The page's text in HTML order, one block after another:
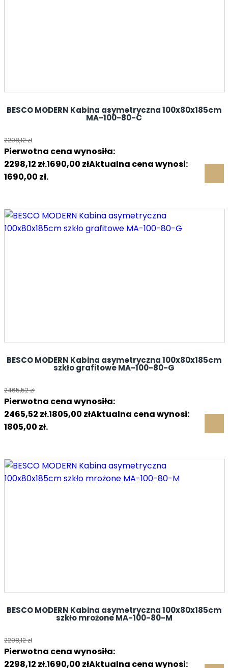
BESCO MODERN Kabina asymetryczna 100x80x185cm
MA-100-80-C
2298,12zł
Pierwotna cena wynosiła:
2298,12 zł.1690,00 złAktualna cena wynosi:
1690,00 zł.
BESCO MODERN Kabina asymetryczna 100x80x185cm
szkło grafitowe MA-100-80-G
2465,52zł
Pierwotna cena wynosiła:
2465,52 zł.1805,00 złAktualna cena wynosi:
1805,00 zł.
BESCO MODERN Kabina asymetryczna 100x80x185cm
szkło mrożone MA-100-80-M
2298,12zł
Pierwotna cena wynosiła:
2298,12 zł.1690,00 złAktualna cena wynosi: